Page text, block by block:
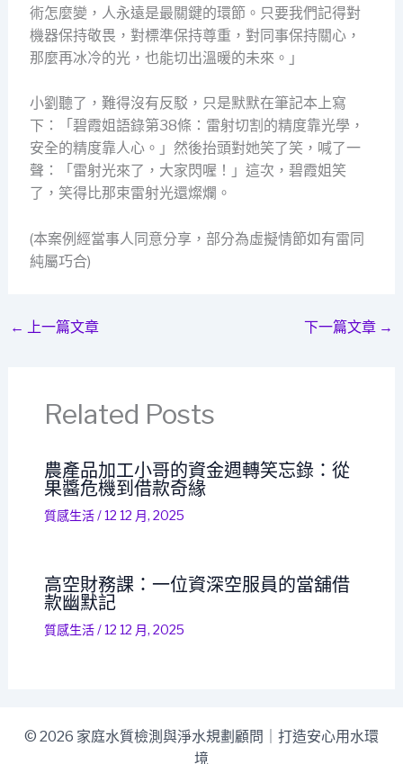
術怎麼變，人永遠是最關鍵的環節。只要我們記得對
機器保持敬畏，對標準保持尊重，對同事保持關心，
那麼再冰冷的光，也能切出溫暖的未來。」
小劉聽了，難得沒有反駁，只是默默在筆記本上寫
下：「碧霞姐語錄第38條：雷射切割的精度靠光學，
安全的精度靠人心。」然後抬頭對她笑了笑，喊了一
聲：「雷射光來了，大家閃喔！」這次，碧霞姐笑
了，笑得比那束雷射光還燦爛。
(本案例經當事人同意分享，部分為虛擬情節如有雷同
純屬巧合)
← 上一篇文章 下一篇文章 →
Related Posts
農產品加工小哥的資金週轉笑忘錄：從
果醬危機到借款奇緣
質感生活/12 12 月, 2025
高空財務課：一位資深空服員的當舖借
款幽默記
質感生活/12 12 月, 2025
© 2026 家庭水質檢測與淨水規劃顧問｜打造安心用水環
境